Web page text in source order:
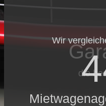
Wir
die